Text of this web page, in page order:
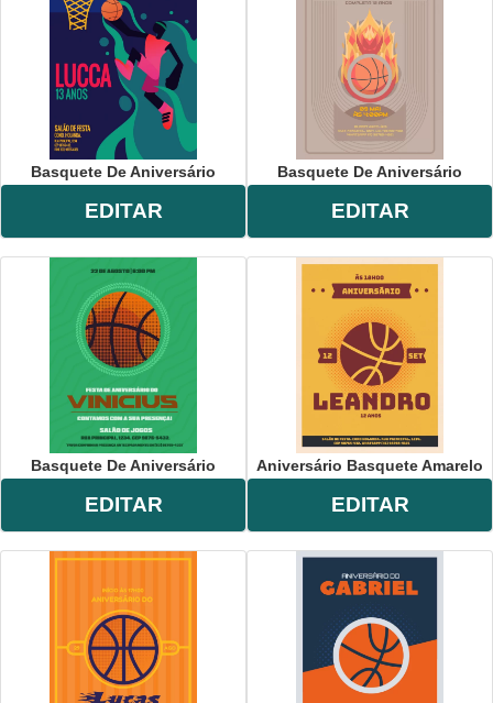
Basquete De Aniversário
EDITAR
Basquete De Aniversário
EDITAR
Basquete De Aniversário
EDITAR
Aniversário Basquete Amarelo
EDITAR